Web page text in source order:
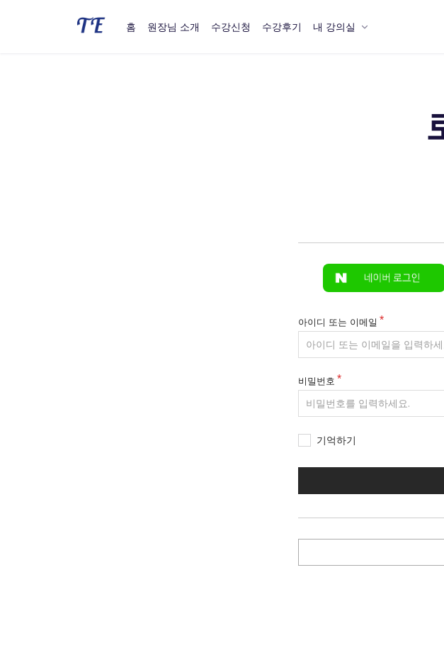
홈 원장님 소개 수강신청 수강후기 내 강의실
아이디 또는 이메일
비밀번호
기억하기